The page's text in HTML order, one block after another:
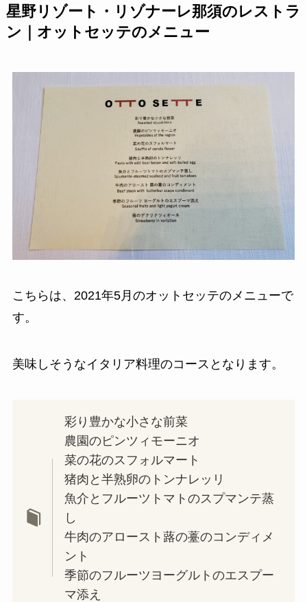
星野リゾート・リゾナーレ那須のレストラ
ン｜オットセッテのメニュー
こちらは、2021年5月のオットセッテのメニューで
す。
美味しそうなイタリア料理のコースとなります。
彩り豊かな小さな前菜
農園のピンツィモーニオ
菜の花のスフォルマート
猪肉と半熟卵のトンナレッリ
魚介とフルーツトマトのスプマンテ蒸
し
牛肉のアロースト蕗の薹のコンディメ
ント
季節のフルーツヨーグルトのエスプー
マ添え